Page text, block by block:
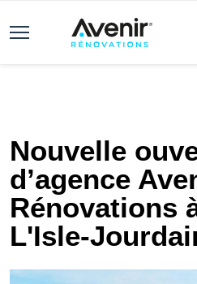
Nouvelle
d’agence
Rénovations
L'Isle-